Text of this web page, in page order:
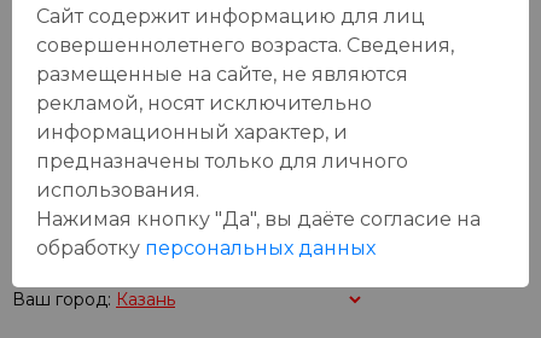
Гастрономическое сочетаниеВодка
превосходна в качестве аперитива,
дижестива и межблюдного напитка.
Температура сервировки:4-8 °C
Наличие в
магазинах:
Ваш город:
Сайт содержит информацию для лиц
совершеннолетнего возраста. Сведения,
размещенные на сайте, не являются
рекламой, носят исключительно
информационный характер, и
предназначены только для личного
использования.
Нажимая кнопку "Да", вы даёте cогласие на
обработку персональных данных